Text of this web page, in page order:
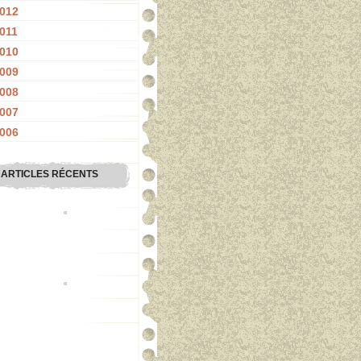
ARTICLES RÉCENTS